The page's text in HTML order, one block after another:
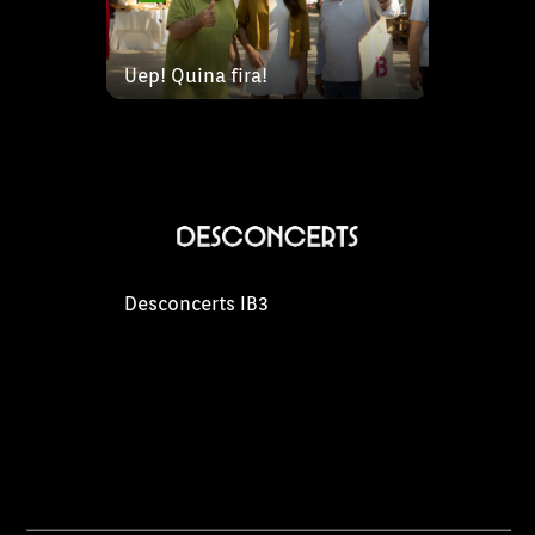
Uep! Quina fira!
Desconcerts IB3
cultura sonora illenca sona amb
força.